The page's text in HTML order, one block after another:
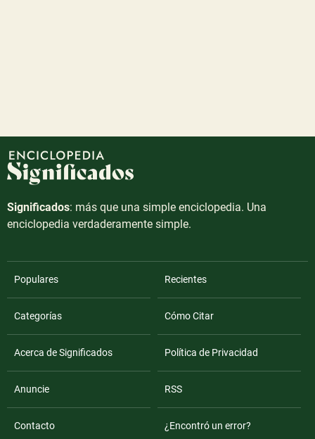
Significados: más que una simple enciclopedia. Una
enciclopedia verdaderamente simple.
Populares Recientes
Categorías Cómo Citar
Acerca de Significados Política de Privacidad
Anuncie RSS
Contacto ¿Encontró un error?